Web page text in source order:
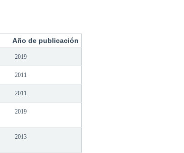
Año de publicación
2019
2011
2011
2019
2013